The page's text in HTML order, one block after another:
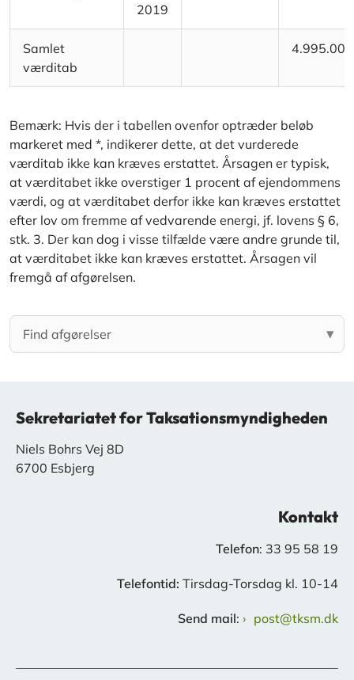
2019
Samlet
værditab
Bemærk: Hvis der i tabellen ovenfor optræder beløb
markeret med *, indikerer dette, at det vurderede
værditab ikke kan kræves erstattet. Årsagen er typisk,
at værditabet ikke overstiger 1 procent af ejendommens
værdi, og at værditabet derfor ikke kan kræves erstattet
efter lov om fremme af vedvarende energi, jf. lovens § 6,
stk. 3. Der kan dog i visse tilfælde være andre grunde til,
at værditabet ikke kan kræves erstattet. Årsagen vil
fremgå af afgørelsen.
Sekretariatet for Taksationsmyndigheden
Niels Bohrs Vej 8D
6700 Esbjerg
Kontakt
Telefon: 33 95 58 19
Telefontid: Tirsdag-Torsdag kl. 10-14
Send mail: post@tksm.dk